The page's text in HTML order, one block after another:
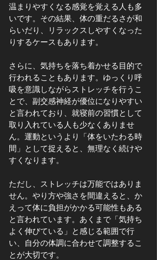
温まりやすくなる感覚を覚える人も多
いです。その結果、体の重だるさが和
らいだり、リラックスしやすくなった
りするケースもあります。
さらに、気持ちを落ち着かせる目的で
行われることもあります。ゆっくり呼
吸を意識しながらストレッチを行うこ
とで、副交感神経が優位になりやすい
と言われており、就寝前の習慣として
取り入れている人も少なくありませ
ん。運動というより「体をいたわる時
間」として捉えると、無理なく続けや
すくなります。
ただし、ストレッチは万能ではありま
せん。やり方や強さを間違えると、か
えって体に負担がかかる可能性もある
と言われています。あくまで「気持ち
よく伸びている」と感じる範囲で行
い、自分の体調に合わせて調整するこ
とが大切です。